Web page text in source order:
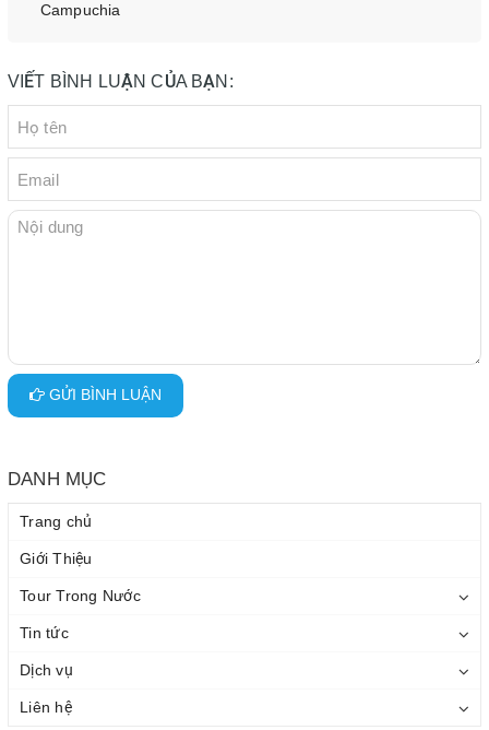
Campuchia
VIẾT BÌNH LUẬN CỦA BẠN:
GỬI BÌNH LUẬN
DANH MỤC
Trang chủ
Giới Thiệu
Tour Trong Nước
Tin tức
Dịch vụ
Liên hệ